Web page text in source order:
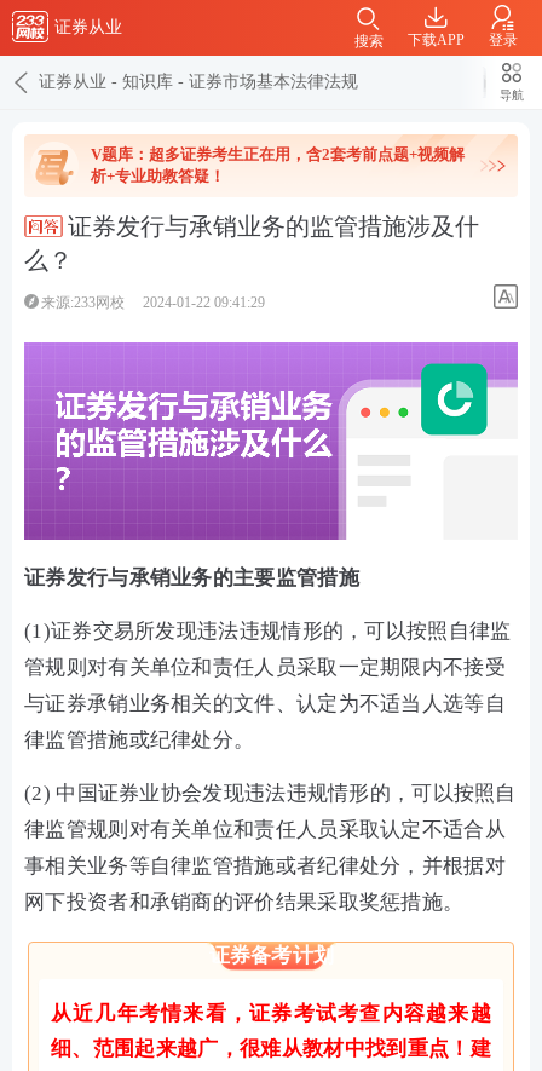
证券从业
下载APP 登录
搜索
证券从业 - 知识库 - 证券市场基本法律法规
导航
V题库：超多证券考生正在用，含2套考前点题+视频解
析+专业助教答疑！
证券发行与承销业务的监管措施涉及什
么？
来源:233网校 2024-01-22 09:41:29
证券发行与承销业务的主要监管措施
(1)证券交易所发现违法违规情形的，可以按照自律监
管规则对有关单位和责任人员采取一定期限内不接受
与证券承销业务相关的文件、认定为不适当人选等自
律监管措施或纪律处分。
(2) 中国证券业协会发现违法违规情形的，可以按照自
律监管规则对有关单位和责任人员采取认定不适合从
事相关业务等自律监管措施或者纪律处分，并根据对
网下投资者和承销商的评价结果采取奖惩措施。
证券备考计划
从近几年考情来看，证券考试考查内容越来越
细、范围起来越广，很难从教材中找到重点！建